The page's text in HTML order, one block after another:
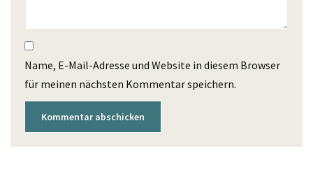
Name, E-Mail-Adresse und Website in diesem Browser
für meinen nächsten Kommentar speichern.